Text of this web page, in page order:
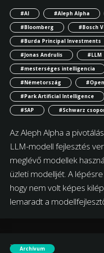
#AI #Aleph Alpha
#Bloomberg
#Bosch
#Burda Principal Investments
#Jonas Andrulis
#LLM
#mesterséges intelligencia
#Németország
#Park Artificial Intelligence
#SAP
#Schwarz
Az Aleph Alpha a
LLM-modell fejlesztés
meglévő modellek
üzleti modelljét. A
hogy nem volt képes
lemaradt a
Archívum
2021. október 19.